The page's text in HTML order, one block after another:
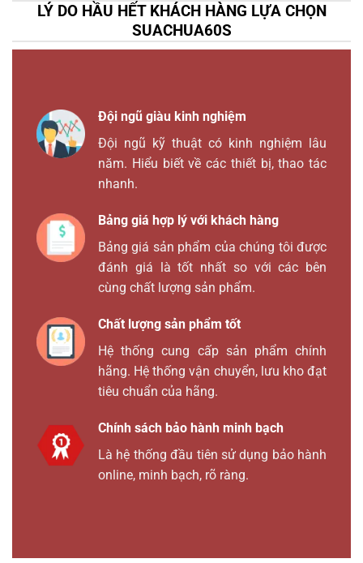
LÝ DO HẦU HẾT KHÁCH HÀNG LỰA CHỌN
SUACHUA60S
Đội ngũ giàu kinh nghiệm
Đội ngũ kỹ thuật có kinh nghiệm lâu
năm. Hiểu biết về các thiết bị, thao tác
nhanh.
Bảng giá hợp lý với khách hàng
Bảng giá sản phẩm của chúng tôi được
đánh giá là tốt nhất so với các bên
cùng chất lượng sản phẩm.
Chất lượng sản phẩm tốt
Hệ thống cung cấp sản phẩm chính
hãng. Hệ thống vận chuyển, lưu kho đạt
tiêu chuẩn của hãng.
Chính sách bảo hành minh bạch
Là hệ thống đầu tiên sử dụng bảo hành
online, minh bạch, rõ ràng.